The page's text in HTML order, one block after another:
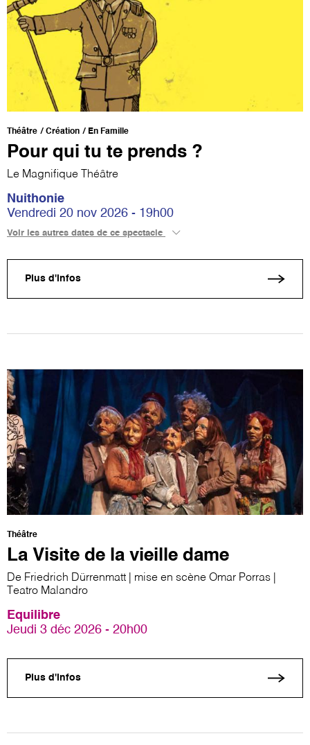
Théâtre Création En Famille
Pour qui tu te prends ?
Le Magnifique Théâtre
Nuithonie
Vendredi 20 nov 2026 - 19h00
Voir les autres dates de ce spectacle
Plus d'infos
Théâtre
La Visite de la vieille dame
De Friedrich Dürrenmatt | mise en scène Omar Porras |
Teatro Malandro
Equilibre
Jeudi 3 déc 2026 - 20h00
Plus d'infos